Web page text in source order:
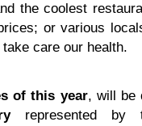
the coolest
or various
care our health.
of this year, will be
represented by